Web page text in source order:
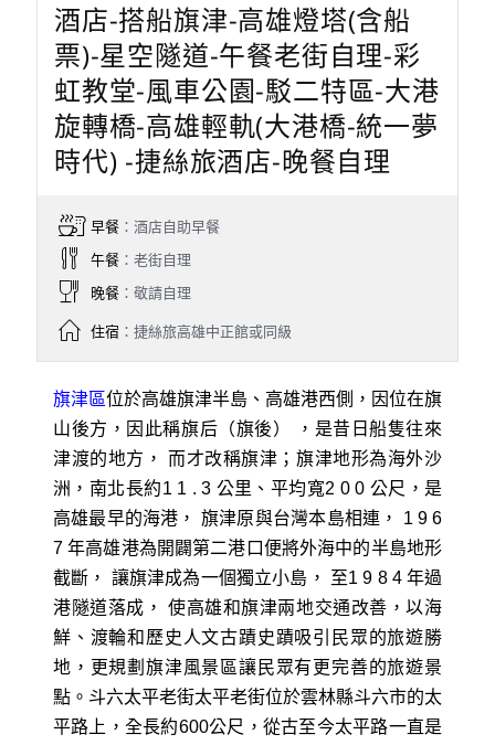
酒店-搭船旗津-高雄燈塔(含船
票)-星空隧道-午餐老街自理-彩
虹教堂-風車公園-駁二特區-大港
旋轉橋-高雄輕軌(大港橋-統一夢
時代) -捷絲旅酒店-晚餐自理
早餐：酒店自助早餐
午餐：老街自理
晚餐：敬請自理
住宿：捷絲旅高雄中正館或同級
旗津區位於高雄旗津半島、高雄港西側，因位在旗
山後方，因此稱旗后（旗後） ，是昔日船隻往來
津渡的地方， 而才改稱旗津；旗津地形為海外沙
洲，南北長約1 1 . 3 公里、平均寬2 0 0 公尺，是
高雄最早的海港， 旗津原與台灣本島相連， 1 9 6
7 年高雄港為開闢第二港口便將外海中的半島地形
截斷， 讓旗津成為一個獨立小島， 至1 9 8 4 年過
港隧道落成， 使高雄和旗津兩地交通改善，以海
鮮、渡輪和歷史人文古蹟史蹟吸引民眾的旅遊勝
地，更規劃旗津風景區讓民眾有更完善的旅遊景
點。斗六太平老街太平老街位於雲林縣斗六市的太
平路上，全長約600公尺，從古至今太平路一直是